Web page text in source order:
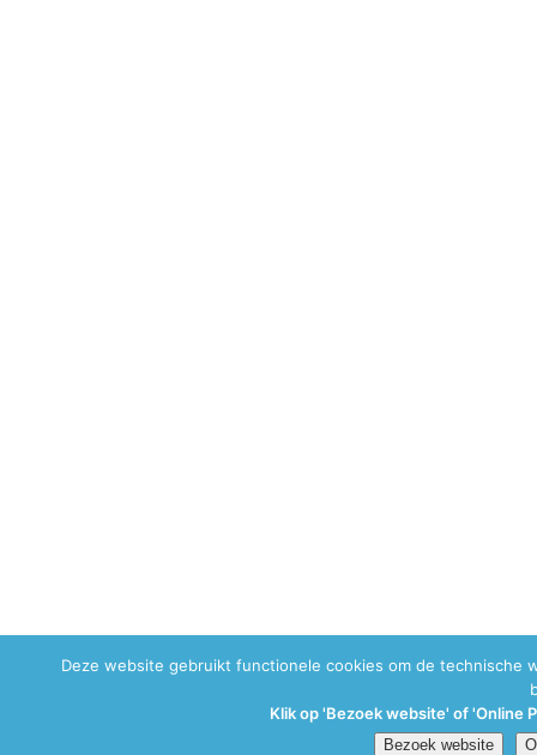
Deze website gebruikt functionele cookies om de technische
Klik op 'Bezoek website' of 'Online
Bezoek website